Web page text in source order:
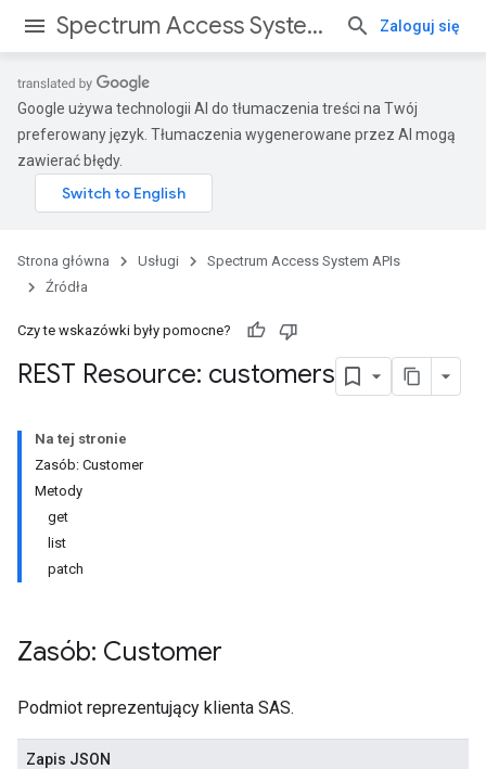
Spectrum Access System APIs Zaloguj się
Google używa technologii AI do tłumaczenia treści na Twój
preferowany język. Tłumaczenia wygenerowane przez AI mogą
zawierać błędy.
Strona główna Usługi
Spectrum Access System APIs
Źródła
Czy te wskazówki były pomocne?
REST Resource: customers
Na tej stronie
Zasób: Customer
Metody
get
list
patch
Zasób: Customer
Podmiot reprezentujący klienta SAS.
Zapis JSON